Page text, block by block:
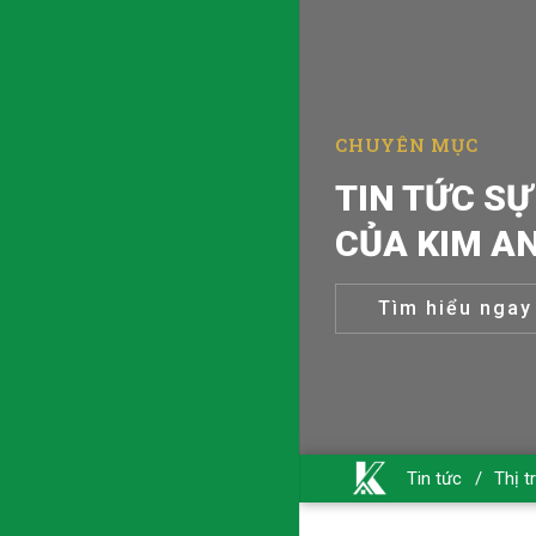
CẬP NHẬT
Tìm hiểu ngay
Tin tức / Thị